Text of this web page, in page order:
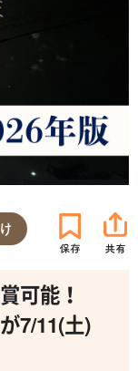
可能！
7/11(土)